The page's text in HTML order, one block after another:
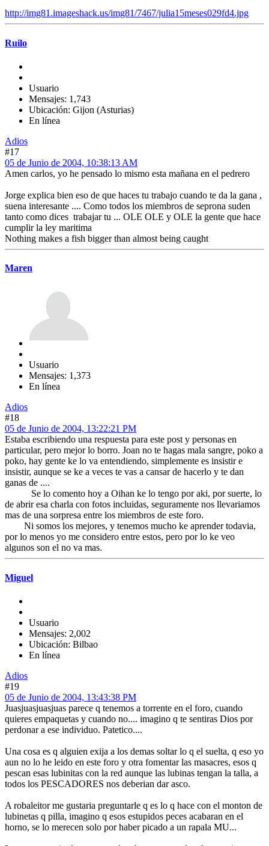
http://img81.imageshack.us/img81/7467/julia15meses029fd4.jpg
Ruilo
Usuario
Mensajes: 1,743
Ubicación: Gijon (Asturias)
En línea
Adios
#17
05 de Junio de 2004, 10:38:13 AM
Amen carlos, yo he pensado lo mismo esta mañana en el pedrero
Jorge explica bien eso de que haces tu trabajo cuando te da la gana ,
suena interesante .... Como todos los miembros de seprona suden
tanto como dices trabajar tu ... OLE OLE y OLE la gente que hace
cumplir la ley maritima
Nothing makes a fish bigger than almost being caught
Maren
Usuario
Mensajes: 1,373
En línea
Adios
#18
05 de Junio de 2004, 13:22:21 PM
Estaba escribiendo una respuesta para este post y personas en
particular, pero mejor lo borro. Joan no te hagas mala sangre, poko a
poko, hay gente ke lo va entendiendo, simplemente es insistir e
insistir, aunque se ke a veces te vas a cansar de hacerlo y te dan
ganas de ....
Se lo comento hoy a Oihan ke lo tengo por aki, por suerte, lo
de abrir esa charla con fotos incluidas, seguramente nos llevariamos
mas de una sorpresa entre los miembros de este foro.
Ni somos los mejores, y tenemos mucho ke aprender todavia,
por lo menos yo me considero entre estos, pero por lo ke veo
algunos son el no va mas.
Miguel
Usuario
Mensajes: 2,002
Ubicación: Bilbao
En línea
Adios
#19
05 de Junio de 2004, 13:43:38 PM
Juasjuasjuasjuas parece q tenemos a torrente en el foro, cuando
quieres empaquetas y cuando no.... imagino q te sentiras Dios por
perdonar a ese individuo. Patetico....
Una cosa es q alguien exija a los demas soltar lo q el suelta, q eso yo
aun no lo he leido en este foro y otra fomentar las masacres, esos q
pescan esas lubinitas con la red aunque las lubinas tengan la talla, a
todos los PESCADORES nos deberian dar asco.
A robaleitor me gustaria preguntarle q es lo q hace con el monton de
lubinetas q pilla, imagino q esos estupidos peces acabaran en el
horno, se lo merecen solo por haber picado a un rapala MU...